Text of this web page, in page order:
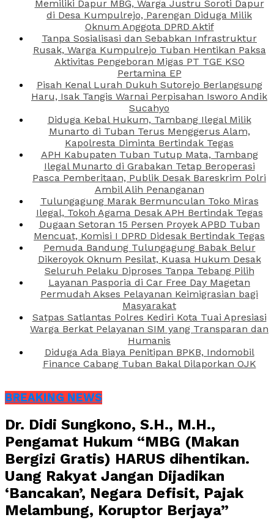
Memiliki Dapur MBG, Warga Justru Soroti Dapur
di Desa Kumpulrejo, Parengan Diduga Milik
Oknum Anggota DPRD Aktif
Tanpa Sosialisasi dan Sebabkan Infrastruktur
Rusak, Warga Kumpulrejo Tuban Hentikan Paksa
Aktivitas Pengeboran Migas PT TGE KSO
Pertamina EP
Pisah Kenal Lurah Dukuh Sutorejo Berlangsung
Haru, Isak Tangis Warnai Perpisahan Isworo Andik
Sucahyo
Diduga Kebal Hukum, Tambang Ilegal Milik
Munarto di Tuban Terus Menggerus Alam,
Kapolresta Diminta Bertindak Tegas
APH Kabupaten Tuban Tutup Mata, Tambang
Ilegal Munarto di Grabakan Tetap Beroperasi
Pasca Pemberitaan, Publik Desak Bareskrim Polri
Ambil Alih Penanganan
Tulungagung Marak Bermunculan Toko Miras
Ilegal, Tokoh Agama Desak APH Bertindak Tegas
Dugaan Setoran 15 Persen Proyek APBD Tuban
Mencuat, Komisi I DPRD Didesak Bertindak Tegas
Pemuda Bandung Tulungagung Babak Belur
Dikeroyok Oknum Pesilat, Kuasa Hukum Desak
Seluruh Pelaku Diproses Tanpa Tebang Pilih
Layanan Pasporia di Car Free Day Magetan
Permudah Akses Pelayanan Keimigrasian bagi
Masyarakat
Satpas Satlantas Polres Kediri Kota Tuai Apresiasi
Warga Berkat Pelayanan SIM yang Transparan dan
Humanis
Diduga Ada Biaya Penitipan BPKB, Indomobil
Finance Cabang Tuban Bakal Dilaporkan OJK
BREAKING NEWS
Dr. Didi Sungkono, S.H., M.H.,
Pengamat Hukum “MBG (Makan
Bergizi Gratis) HARUS dihentikan.
Uang Rakyat Jangan Dijadikan
‘Bancakan’, Negara Defisit, Pajak
Melambung, Koruptor Berjaya”